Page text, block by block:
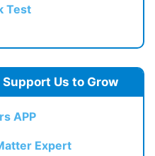
Test
Us to Grow
APP
Expert